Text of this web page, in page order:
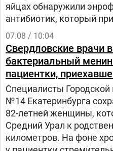
яйцах обнаружили
антибиотик, который
ветеринарии для
домашних животных и
07.08 / 10:04
Свердловские врачи
бактериальный
пациентки,
Специалисты
№14 Екатеринбурга
82-летней женщины,
Средний Урал к
километров. На фоне